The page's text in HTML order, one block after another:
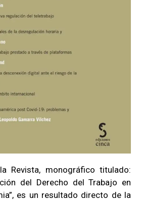
Revista, monográfico titulado:
del Derecho del Trabajo en
es un resultado directo de la